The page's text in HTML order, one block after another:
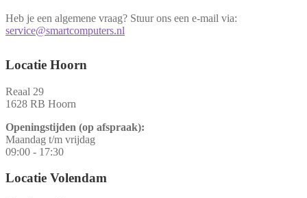
Heb je een algemene vraag? Stuur ons een e-mail via:
service@smartcomputers.nl
Locatie Hoorn
Reaal 29
1628 RB Hoorn
Openingstijden (op afspraak):
Maandag t/m vrijdag
09:00 - 17:30
Locatie Volendam